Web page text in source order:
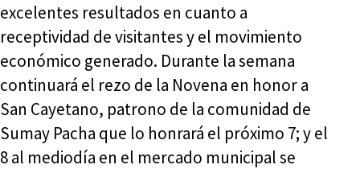
excelentes resultados en cuanto a
receptividad de visitantes y el movimiento
económico generado. Durante la semana
continuará el rezo de la Novena en honor a
San Cayetano, patrono de la comunidad de
Sumay Pacha que lo honrará el próximo 7; y el
8 al mediodía en el mercado municipal se